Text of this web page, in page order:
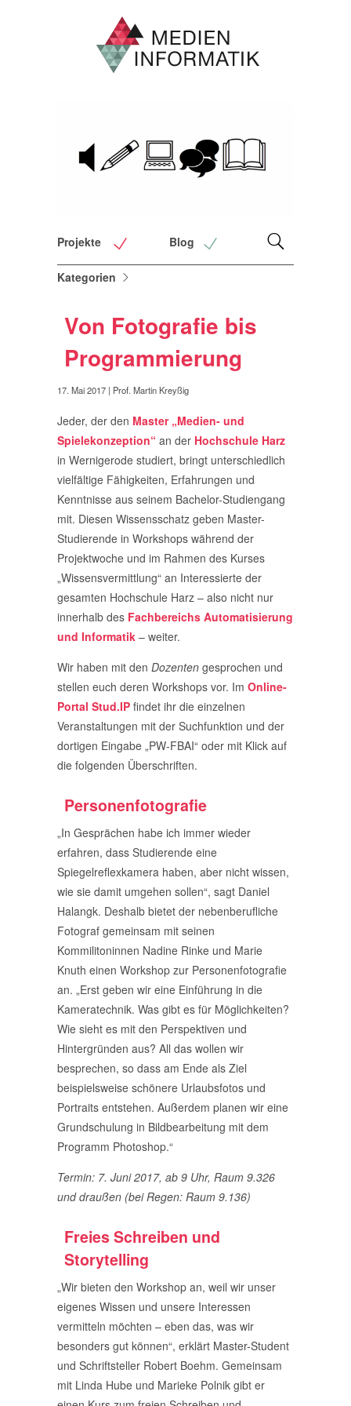
Projekte Blog
Kategorien
Von Fotografie bis
Programmierung
17. Mai 2017 | Prof. Martin Kreyßig
Jeder, der den Master „Medien- und
Spielekonzeption“ an der Hochschule Harz
in Wernigerode studiert, bringt unterschiedlich
vielfältige Fähigkeiten, Erfahrungen und
Kenntnisse aus seinem Bachelor-Studiengang
mit. Diesen Wissensschatz geben Master-
Studierende in Workshops während der
Projektwoche und im Rahmen des Kurses
„Wissensvermittlung“ an Interessierte der
gesamten Hochschule Harz – also nicht nur
innerhalb des Fachbereichs Automatisierung
und Informatik – weiter.
Wir haben mit den Dozenten gesprochen und
stellen euch deren Workshops vor. Im Online-
Portal Stud.IP findet ihr die einzelnen
Veranstaltungen mit der Suchfunktion und der
dortigen Eingabe „PW-FBAI“ oder mit Klick auf
die folgenden Überschriften.
Personenfotografie
„In Gesprächen habe ich immer wieder
erfahren, dass Studierende eine
Spiegelreflexkamera haben, aber nicht wissen,
wie sie damit umgehen sollen“, sagt Daniel
Halangk. Deshalb bietet der nebenberufliche
Fotograf gemeinsam mit seinen
Kommilitoninnen Nadine Rinke und Marie
Knuth einen Workshop zur Personenfotografie
an. „Erst geben wir eine Einführung in die
Kameratechnik. Was gibt es für Möglichkeiten?
Wie sieht es mit den Perspektiven und
Hintergründen aus? All das wollen wir
besprechen, so dass am Ende als Ziel
beispielsweise schönere Urlaubsfotos und
Portraits entstehen. Außerdem planen wir eine
Grundschulung in Bildbearbeitung mit dem
Programm Photoshop.“
Termin: 7. Juni 2017, ab 9 Uhr, Raum 9.326
und draußen (bei Regen: Raum 9.136)
Freies Schreiben und
Storytelling
„Wir bieten den Workshop an, weil wir unser
eigenes Wissen und unsere Interessen
vermitteln möchten – eben das, was wir
besonders gut können“, erklärt Master-Student
und Schriftsteller Robert Boehm. Gemeinsam
mit Linda Hube und Marieke Polnik gibt er